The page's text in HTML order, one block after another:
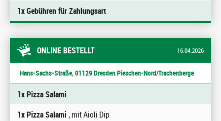
1x Gebühren für Zahlungsart
ONLINE BESTELLT 16.04.2026
Hans-Sachs-Straße, 01129 Dresden Pieschen-Nord/Trachenberge
1x Pizza Salami
1x Pizza Salami , mit Aioli Dip